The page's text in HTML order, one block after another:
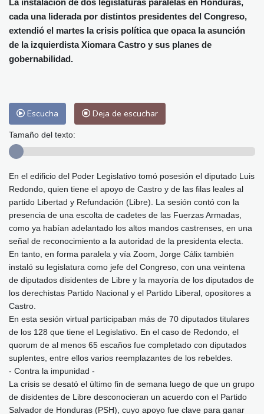
Málaga
29 °C Murcia
30 °C
Las Palmas de Gran Canaria
24 °C
Ibiza
30 °C Buenos Aires
5 °C
Caracas
cada una liderada por distintos presidentes del Congreso,
extendió el martes la crisis política que opaca la asunción
de la izquierdista Xiomara Castro y sus planes de
gobernabilidad.
Escucha Deja de escuchar
Tamaño del texto:
En el edificio del Poder Legislativo tomó posesión el diputado Luis
Redondo, quien tiene el apoyo de Castro y de las filas leales al
partido Libertad y Refundación (Libre). La sesión contó con la
presencia de una escolta de cadetes de las Fuerzas Armadas,
como ya habían adelantado los altos mandos castrenses, en una
señal de reconocimiento a la autoridad de la presidenta electa.
En tanto, en forma paralela y vía Zoom, Jorge Cálix también
instaló su legislatura como jefe del Congreso, con una veintena
de diputados disidentes de Libre y la mayoría de los diputados de
los derechistas Partido Nacional y el Partido Liberal, opositores a
Castro.
En esta sesión virtual participaban más de 70 diputados titulares
de los 128 que tiene el Legislativo. En el caso de Redondo, el
quorum de al menos 65 escaños fue completado con diputados
suplentes, entre ellos varios reemplazantes de los rebeldes.
- Contra la impunidad -
La crisis se desató el último fin de semana luego de que un grupo
de disidentes de Libre desconocieran un acuerdo con el Partido
Salvador de Honduras (PSH), cuyo apoyo fue clave para ganar